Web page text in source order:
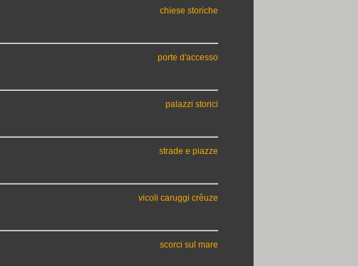
chiese storiche
porte d'accesso
palazzi storici
strade e piazze
vicoli caruggi crêuze
scorci sul mare